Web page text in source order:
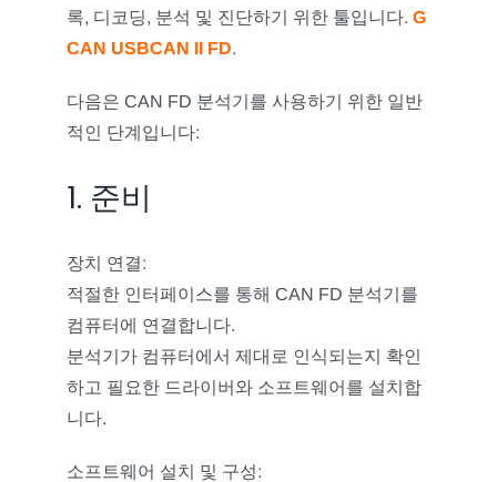
문의하기록, 디코딩, 분석 및 진단하기 위한 툴입니다. G
CAN USBCAN II FD.
다음은 CAN FD 분석기를 사용하기 위한 일반
적인 단계입니다:
1. 준비
장치 연결:
적절한 인터페이스를 통해 CAN FD 분석기를
컴퓨터에 연결합니다.
분석기가 컴퓨터에서 제대로 인식되는지 확인
하고 필요한 드라이버와 소프트웨어를 설치합
니다.
소프트웨어 설치 및 구성: